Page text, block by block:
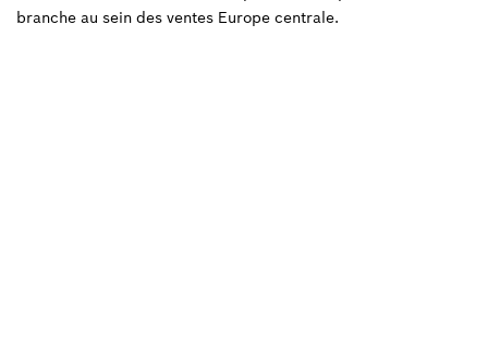
branche au sein des ventes Europe centrale.